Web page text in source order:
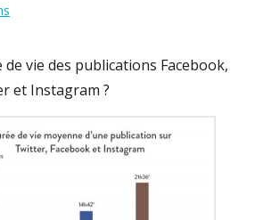
de vie des publications Facebook,
et Instagram ?